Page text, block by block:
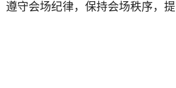
会场纪律，保持会场秩序，提